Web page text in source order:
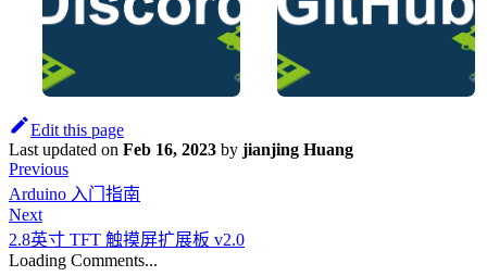
Edit this page
Last updated on Feb 16, 2023 by jianjing Huang
Previous
Arduino 入门指南
Next
2.8英寸 TFT 触摸屏扩展板 v2.0
Loading Comments...